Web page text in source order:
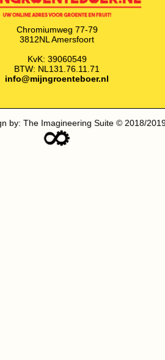
Chromiumweg 77-79
3812NL Amersfoort
KvK: 39060549
BTW: NL131.76.11.71
info@mijngroenteboer.nl
by: The Imagineering Suite © 2018/